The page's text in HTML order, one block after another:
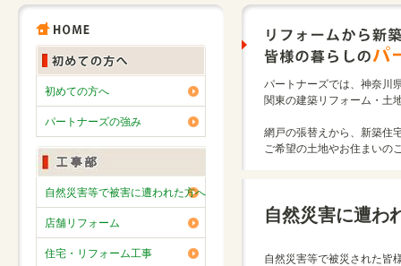
初めての方へ
パートナーズの強み
自然災害等で被害に遭われた方へ
店舗リフォーム
住宅・リフォーム工事
パートナーズでは、神奈川
関東の建築リフォーム・土
網戸の張替えから、新築住
ご希望の土地やお住まいの
自然災害に遭わ
自然災害等で被災された皆